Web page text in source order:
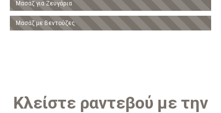
Μασάζ για Ζευγάρια
Μασάζ με Βεντούζες
Κλείστε ραντεβού με την